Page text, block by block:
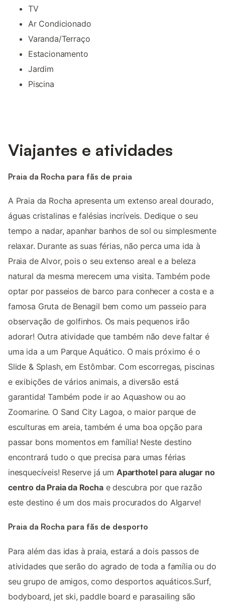
TV
Ar Condicionado
Varanda/Terraço
Estacionamento
Jardim
Piscina
Viajantes e atividades
Praia da Rocha para fãs de praia
A Praia da Rocha apresenta um extenso areal dourado,
águas cristalinas e falésias incríveis. Dedique o seu
tempo a nadar, apanhar banhos de sol ou simplesmente
relaxar. Durante as suas férias, não perca uma ida à
Praia de Alvor, pois o seu extenso areal e a beleza
natural da mesma merecem uma visita. Também pode
optar por passeios de barco para conhecer a costa e a
famosa Gruta de Benagil bem como um passeio para
observação de golfinhos. Os mais pequenos irão
adorar! Outra atividade que também não deve faltar é
uma ida a um Parque Aquático. O mais próximo é o
Slide & Splash, em Estômbar. Com escorregas, piscinas
e exibições de vários animais, a diversão está
garantida! Também pode ir ao Aquashow ou ao
Zoomarine. O Sand City Lagoa, o maior parque de
esculturas em areia, também é uma boa opção para
passar bons momentos em família! Neste destino
encontrará tudo o que precisa para umas férias
inesquecíveis! Reserve já um Aparthotel para alugar no
centro da Praia da Rochae descubra por que razão
este destino é um dos mais procurados do Algarve!
Praia da Rocha para fãs de desporto
Para além das idas à praia, estará a dois passos de
atividades que serão do agrado de toda a família ou do
seu grupo de amigos, como desportos aquáticos.Surf,
bodyboard, jet ski, paddle board e parasailing são